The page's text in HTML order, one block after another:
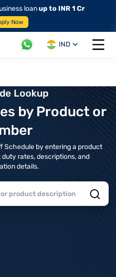
loanup to INR 1 Cr
Now
IND
Open
Lookup
by Product or
Schedule by entering a product
rates, descriptions, and
details.